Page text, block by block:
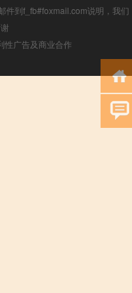
件到f_fb#foxmail.com说明，我们
性广告及商业合作